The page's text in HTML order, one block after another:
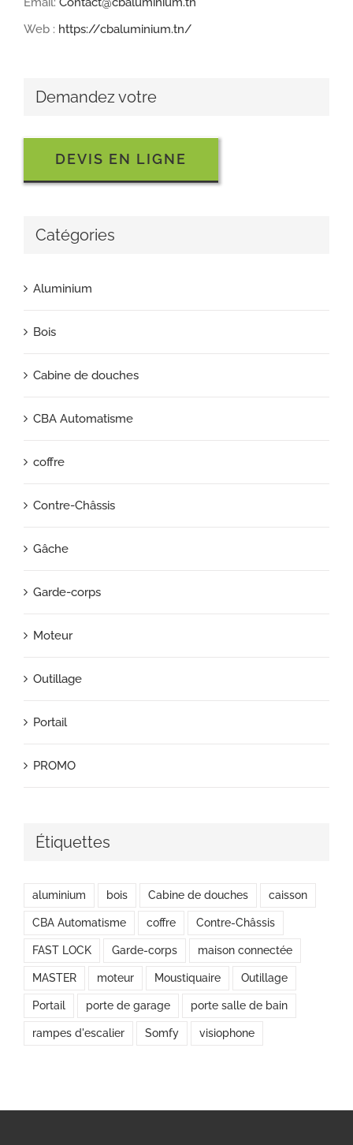
Web : https://cbaluminium.tn/
Demandez votre
DEVIS EN LIGNE
Catégories
Aluminium
Bois
Cabine de douches
CBA Automatisme
coffre
Contre-Châssis
Gâche
Garde-corps
Moteur
Outillage
Portail
PROMO
Étiquettes
aluminium bois Cabine de douches caisson
CBA Automatisme coffre Contre-Châssis
FAST LOCK Garde-corps maison connectée
MASTER moteur Moustiquaire Outillage
Portail porte de garage porte salle de bain
rampes d'escalier Somfy visiophone